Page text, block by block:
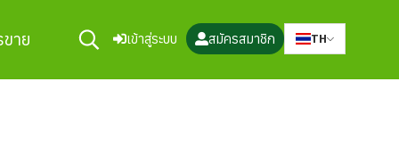
าย เข้าสู่ระบบ สมัครสมาชิก TH